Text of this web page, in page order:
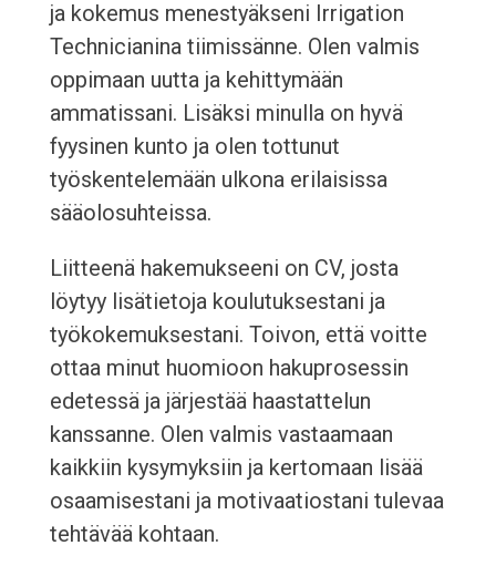
ja kokemus menestyäkseni Irrigation
Technicianina tiimissänne. Olen valmis
oppimaan uutta ja kehittymään
ammatissani. Lisäksi minulla on hyvä
fyysinen kunto ja olen tottunut
työskentelemään ulkona erilaisissa
sääolosuhteissa.
Liitteenä hakemukseeni on CV, josta
löytyy lisätietoja koulutuksestani ja
työkokemuksestani. Toivon, että voitte
ottaa minut huomioon hakuprosessin
edetessä ja järjestää haastattelun
kanssanne. Olen valmis vastaamaan
kaikkiin kysymyksiin ja kertomaan lisää
osaamisestani ja motivaatiostani tulevaa
tehtävää kohtaan.